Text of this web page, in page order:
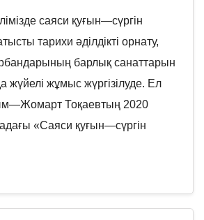
саяси қуғын—сүргін
тарихи әділдікті орнату,
барлық санаттарын
жүйелі жұмыс жүргізілуде. Ел
Тоқаевтың 2020
«Саяси қуғын—сүргін